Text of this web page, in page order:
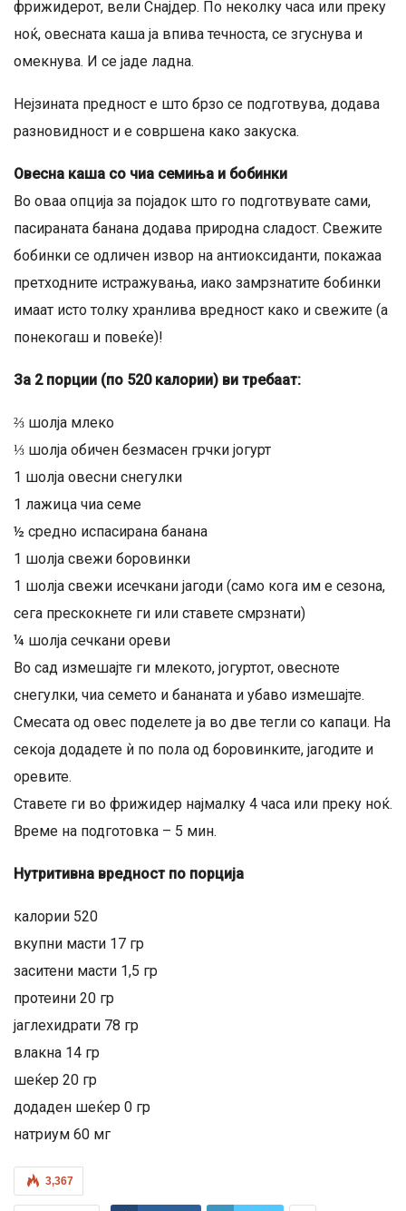
фрижидерот, вели Снајдер. По неколку часа или преку
ноќ, овесната каша ја впива течноста, се згуснува и
омекнува. И се јаде ладна.
Нејзината предност е што брзо се подготвува, додава
разновидност и е совршена како закуска.
Овесна каша со чиа семиња и бобинки
Во оваа опција за појадок што го подготвувате сами,
пасираната банана додава природна сладост. Свежите
бобинки се одличен извор на антиоксиданти, покажаа
претходните истражувања, иако замрзнатите бобинки
имаат исто толку хранлива вредност како и свежите (а
понекогаш и повеќе)!
За 2 порции (по 520 калории) ви требаат:
⅔ шолја млеко
⅓ шолја обичен безмасен грчки јогурт
1 шолја овесни снегулки
1 лажица чиа семе
½ средно испасирана банана
1 шолја свежи боровинки
1 шолја свежи исечкани јагоди (само кога им е сезона,
сега прескокнете ги или ставете смрзнати)
¼ шолја сечкани ореви
Во сад измешајте ги млекото, јогуртот, овесноте
снегулки, чиа семето и бананата и убаво измешајте.
Смесата од овес поделете ја во две тегли со капаци. На
секоја додадете ѝ по пола од боровинките, јагодите и
оревите.
Ставете ги во фрижидер најмалку 4 часа или преку ноќ.
Време на подготовка – 5 мин.
Нутритивна вредност по порција
калории 520
вкупни масти 17 гр
заситени масти 1,5 гр
протеини 20 гр
јаглехидрати 78 гр
влакна 14 гр
шеќер 20 гр
додаден шеќер 0 гр
натриум 60 мг
3,367